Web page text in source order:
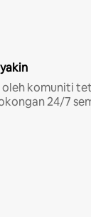
oleh komuniti
24/7